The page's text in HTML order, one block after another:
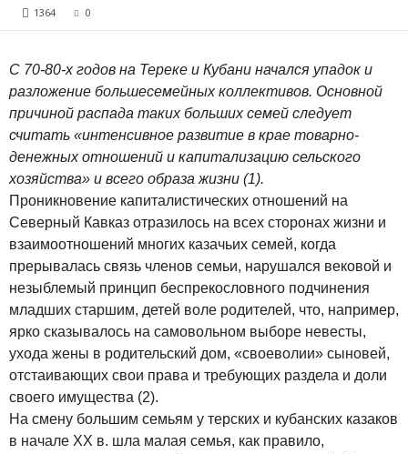
1364 0
С 70-80-х годов на Тереке и Кубани начался упадок и
разложение большесемейных коллективов. Основной
причиной распада таких больших семей следует
считать «интенсивное развитие в крае товарно-
денежных отношений и капитализацию сельского
хозяйства» и всего образа жизни (1).
Проникновение капиталистических отношений на
Северный Кавказ отразилось на всех сторонах жизни и
взаимоотношений многих казачьих семей, когда
прерывалась связь членов семьи, нарушался вековой и
незыблемый принцип беспрекословного подчинения
младших старшим, детей воле родителей, что, например,
ярко сказывалось на самовольном выборе невесты,
ухода жены в родительский дом, «своеволии» сыновей,
отстаивающих свои права и требующих раздела и доли
своего имущества (2).
На смену большим семьям у терских и кубанских казаков
в начале XX в. шла малая семья, как правило,